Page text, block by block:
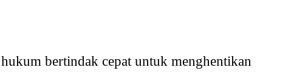
bertindak cepat untuk menghentikan